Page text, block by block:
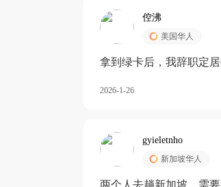
倥沸
美国华人
拿到绿卡后，我辞职定居
2026-1-26
gyieletnho
新加坡华人
两个人去趟新加坡，需